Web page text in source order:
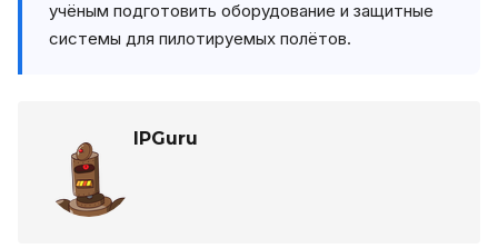
учёным подготовить оборудование и защитные
системы для пилотируемых полётов.
IPGuru